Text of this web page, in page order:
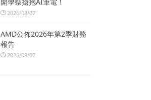
2026/08/07
AMD公佈2026年第2季財務
報告
2026/08/07